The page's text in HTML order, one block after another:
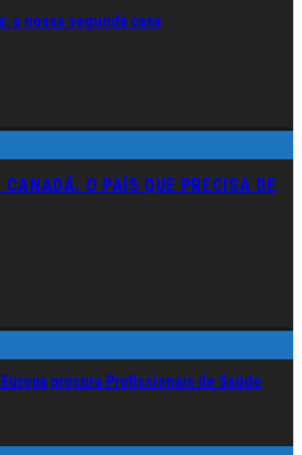
a nossa segunda casa
CANADÁ: O PAÍS QUE PRECISA DE
procura Profissionais de Saúde